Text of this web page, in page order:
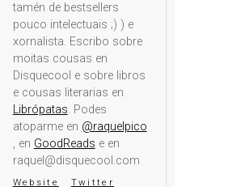
tamén de bestsellers
pouco intelectuais ;) ) e
xornalista. Escribo sobre
moitas cousas en
Disquecool e sobre libros
e cousas literarias en
Librópatas. Podes
atoparme en @raquelpico
, en GoodReads e en
raquel@disquecool.com
Website
Twitter